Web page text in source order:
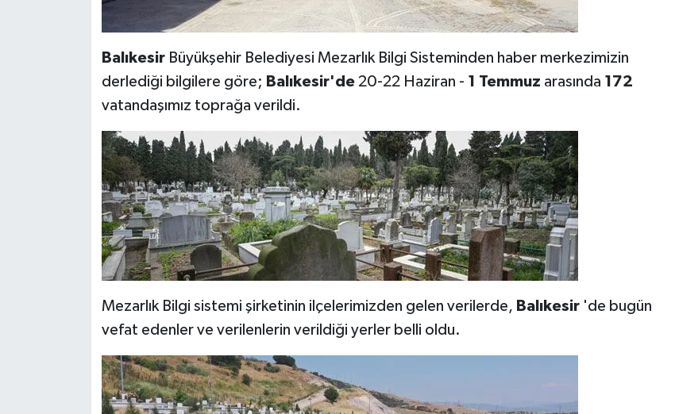
BalıkesirBüyükşehir Belediyesi Mezarlık Bilgi Sisteminden haber merkezimizin
derlediği bilgilere göre; Balıkesir'de20-22 Haziran - 1 Temmuz arasında 172
vatandaşımız toprağa verildi.
Mezarlık Bilgi sistemi şirketinin ilçelerimizden gelen verilerde, Balıkesir'de bugün
vefat edenler ve verilenlerin verildiği yerler belli oldu.